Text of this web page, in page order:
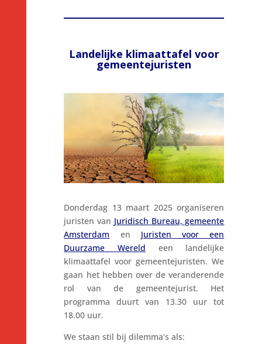
Landelijke klimaattafel voor
gemeentejuristen
Donderdag 13 maart 2025 organiseren
juristen van Juridisch Bureau, gemeente
Amsterdam en
Juristen voor een
Duurzame Wereld een landelijke
klimaattafel voor gemeentejuristen. We
gaan het hebben over de veranderende
rol van de gemeentejurist. Het
programma duurt van 13.30 uur tot
18.00 uur.
We staan stil bij dilemma’s als: